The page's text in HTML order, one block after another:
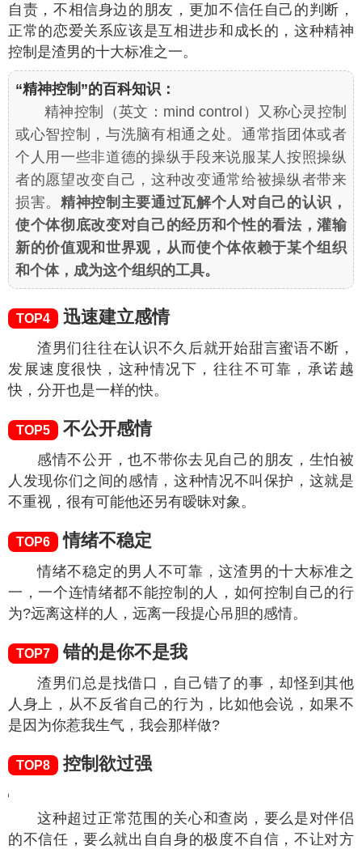
自责，不相信身边的朋友，更加不信任自己的判断，
正常的恋爱关系应该是互相进步和成长的，这种精神
控制是渣男的十大标准之一。
“精神控制”的百科知识：
精神控制（英文：mind control）又称心灵控制
或心智控制，与洗脑有相通之处。通常指团体或者
个人用一些非道德的操纵手段来说服某人按照操纵
者的愿望改变自己，这种改变通常给被操纵者带来
损害。 精神控制主要通过瓦解个人对自己的认识，
使个体彻底改变对自己的经历和个性的看法，灌输
新的价值观和世界观 ，从而使个体依赖于某个组织
和个体，成为这个组织的工具。
TOP4 迅速建立感情
渣男们往往在认识不久后就开始甜言蜜语不断，
发展速度很快，这种情况下，往往不可靠，承诺越
快，分开也是一样的快。
TOP5 不公开感情
感情不公开，也不带你去见自己的朋友，生怕被
人发现你们之间的感情，这种情况不叫保护，这就是
不重视，很有可能他还另有暧昧对象。
TOP6 情绪不稳定
情绪不稳定的男人不可靠，这渣男的十大标准之
一，一个连情绪都不能控制的人，如何控制自己的行
为?远离这样的人，远离一段提心吊胆的感情。
TOP7 错的是你不是我
渣男们总是找借口，自己错了的事，却怪到其他
人身上，从不反省自己的行为，比如他会说，如果不
是因为你惹我生气，我会那样做?
TOP8 控制欲过强
这种超过正常范围的关心和查岗，要么是对伴侣
的不信任，要么就出自自身的极度不自信，不让对方